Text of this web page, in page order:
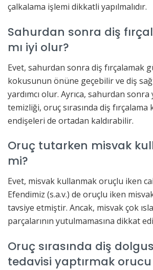
çalkalama işlemi dikkatli yapılmalıdır.
Sahurdan sonra diş
mı iyi olur?
Evet, sahurdan sonra diş fırçalamak
kokusunun önüne geçebilir ve diş
yardımcı olur. Ayrıca, sahurdan sonra
temizliği, oruç sırasında diş
endişeleri de ortadan kaldırabilir.
Oruç tutarken misvak
mi?
Evet, misvak kullanmak oruçlu iken
Efendimiz (s.a.v.) de oruçlu iken
tavsiye etmiştir. Ancak, misvak çok
parçalarının yutulmamasına dikkat
Oruç sırasında diş
tedavisi yaptırmak orucu